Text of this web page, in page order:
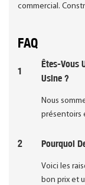
commercial.
FAQ
1
Êtes-Vous
Usine ?
Nous
présentoirs
2 Pourquoi
Voici les
bon prix et